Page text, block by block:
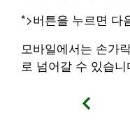
*>버튼을 누르면 다
모바일에서는 손가
로 넘어갈 수 있습니